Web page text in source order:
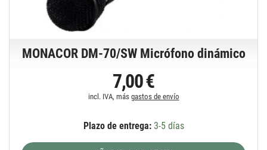
MONACOR DM-70/SW Micrófono dinámico
7,00 €
incl. IVA, más gastos de envío
Plazo de entrega:3-5 días